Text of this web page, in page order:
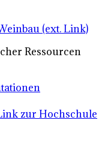
(ext. Link)
Ressourcen
zur Hochschule